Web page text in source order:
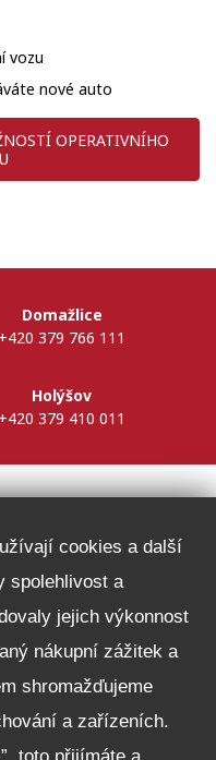
vozu
nové auto
OPERATIVNÍHO
Domažlice
+420 379 766 111
Holýšov
+420 379 410 011
pro zákazníky
cookies a další
spolehlivost a
jejich výkonnost
nákupní zážitek a
shromažďujeme
a zařízeních.